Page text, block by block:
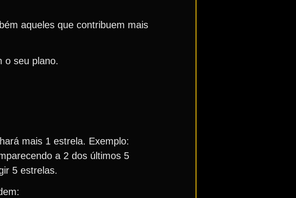
aqueles que contribuem mais
o seu plano.
mais 1 estrela. Exemplo:
a 2 dos últimos 5
5 estrelas.